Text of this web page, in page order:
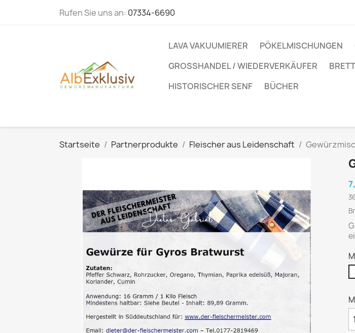
Rufen Sie uns an: 07334-6690
LAVA VAKUUMIERER PÖKELMISCHUNGEN
GROSSHANDEL / WIEDERVERKÄUFER
HISTORISCHER SENF
BÜCHER
Startseite Partnerprodukte Fleischer aus Leidenschaft